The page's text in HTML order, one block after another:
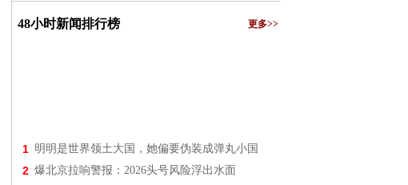
48小时新闻排行榜 更多>>
1 明明是世界领土大国，她偏要伪装成弹丸小国
2 爆北京拉响警报：2026头号风险浮出水面